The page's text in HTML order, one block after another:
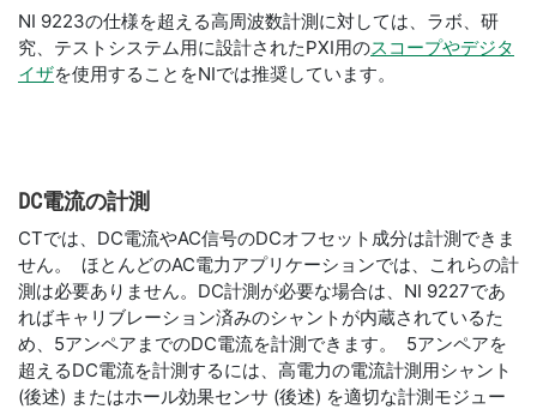
NI 9223の仕様を超える高周波数計測に対しては、ラボ、研
究、テストシステム用に設計されたPXI用のスコープやデジタ
イザを使用することをNIでは推奨しています。
DC電流の計測
CTでは、DC電流やAC信号のDCオフセット成分は計測できま
せん。 ほとんどのAC電力アプリケーションでは、これらの計
測は必要ありません。DC計測が必要な場合は、NI 9227であ
ればキャリブレーション済みのシャントが内蔵されているた
め、5アンペアまでのDC電流を計測できます。 5アンペアを
超えるDC電流を計測するには、高電力の電流計測用シャント
(後述) またはホール効果センサ (後述) を適切な計測モジュー